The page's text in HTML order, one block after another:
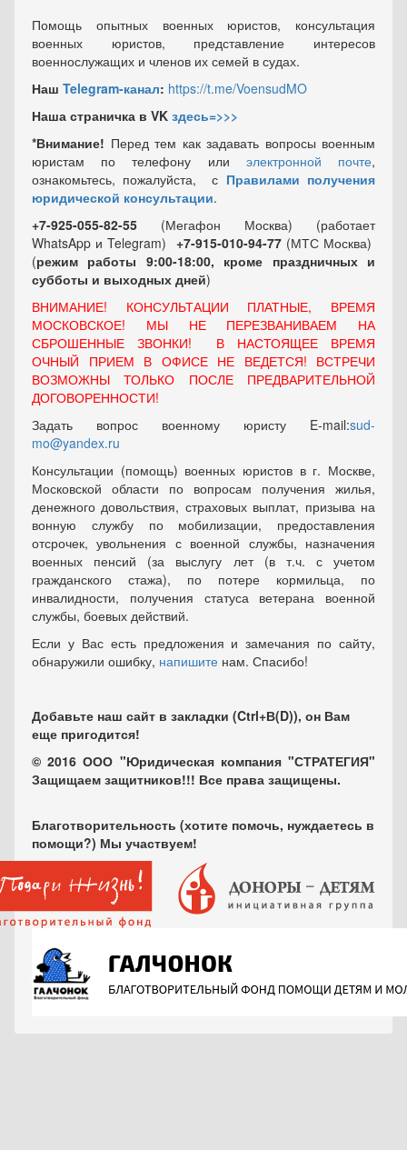
Помощь опытных военных юристов, консультация
военных юристов, представление интересов
военнослужащих и членов их семей в судах.
Наш Telegram-канал: https://t.me/VoensudMO
Наша страничка в VK здесь=>>>
*Внимание! Перед тем как задавать вопросы военным
юристам по телефону или электронной почте,
ознакомьтесь, пожалуйста, с Правилами получения
юридической консультации.
+7-925-055-82-55 (Мегафон Москва) (работает
WhatsApp и Telegram) +7-915-010-94-77 (МТС Москва)
(режим работы 9:00-18:00, кроме праздничных и
субботы и выходных дней)
ВНИМАНИЕ! КОНСУЛЬТАЦИИ ПЛАТНЫЕ, ВРЕМЯ
МОСКОВСКОЕ! МЫ НЕ ПЕРЕЗВАНИВАЕМ НА
СБРОШЕННЫЕ ЗВОНКИ! В НАСТОЯЩЕЕ ВРЕМЯ
ОЧНЫЙ ПРИЕМ В ОФИСЕ НЕ ВЕДЕТСЯ! ВСТРЕЧИ
ВОЗМОЖНЫ ТОЛЬКО ПОСЛЕ ПРЕДВАРИТЕЛЬНОЙ
ДОГОВОРЕННОСТИ!
Задать вопрос военному юристу E-mail:sud-
mo@yandex.ru
Консультации (помощь) военных юристов в г. Москве,
Московской области по вопросам получения жилья,
денежного довольствия, страховых выплат, призыва на
вонную службу по мобилизации, предоставления
отсрочек, увольнения с военной службы, назначения
военных пенсий (за выслугу лет (в т.ч. с учетом
гражданского стажа), по потере кормильца, по
инвалидности, получения статуса ветерана военной
службы, боевых действий.
Если у Вас есть предложения и замечания по сайту,
обнаружили ошибку, напишите нам. Спасибо!
Добавьте наш сайт в закладки (Ctrl+В(D)), он Вам
еще пригодится!
© 2016 ООО "Юридическая компания "СТРАТЕГИЯ"
Защищаем защитников!!! Все права защищены.
Благотворительность (хотите помочь, нуждаетесь в
помощи?) Мы участвуем!